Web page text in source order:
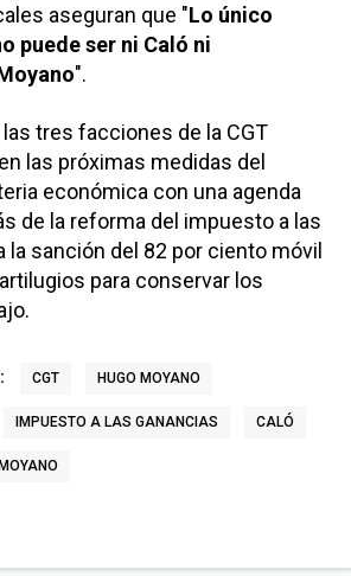
aseguran que "Lo único
puede ser ni Caló ni
".
las tres facciones de la CGT
las próximas medidas del
económica con una agenda
de la reforma del impuesto a las
la sanción del 82 por ciento móvil
para conservar los
CGT HUGO MOYANO
IMPUESTO A LAS GANANCIAS CALÓ